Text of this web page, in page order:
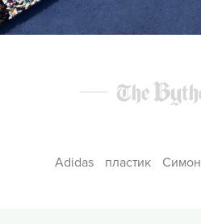
Adidas пластик